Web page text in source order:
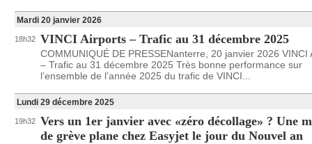
Mardi 20 janvier 2026
18h32 VINCI Airports – Trafic au 31 décembre 2025
COMMUNIQUÉ DE PRESSENanterre, 20 janvier 2026 VINCI
– Trafic au 31 décembre 2025 Très bonne performance sur
l’ensemble de l’année 2025 du trafic de VINCI...
Lundi 29 décembre 2025
19h32 Vers un 1er janvier avec «zéro décollage» ? Une
de grève plane chez Easyjet le jour du Nouvel an